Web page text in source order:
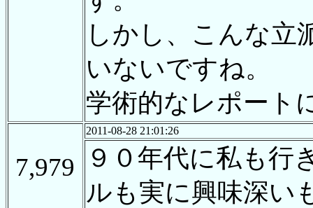
しかし、こんな立
いないですね。
学術的なレポート
7,979
2011-08-28 21:01:26
９０年代に私も行
ルも実に興味深い